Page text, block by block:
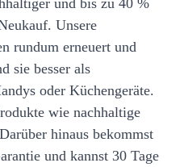
und bis zu 40 %
Unsere
rundum erneuert und
sie besser als
oder Küchengeräte.
wie nachhaltige
hinaus bekommst
und kannst 30 Tage